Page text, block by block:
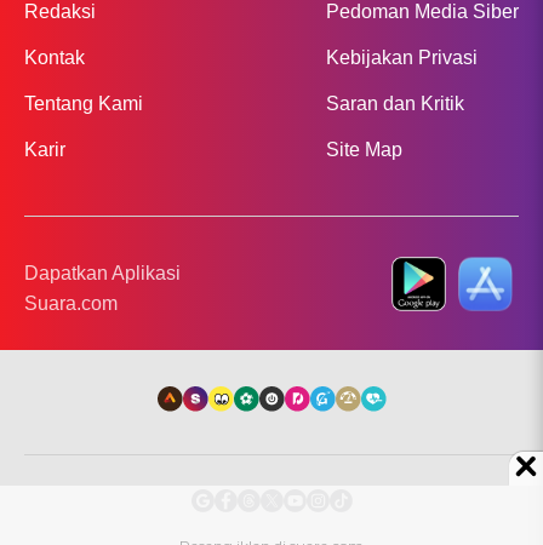
Redaksi
Kontak
Tentang Kami
Karir
Pedoman Media Siber
Kebijakan Privasi
Saran dan Kritik
Site Map
Dapatkan Aplikasi
Suara.com